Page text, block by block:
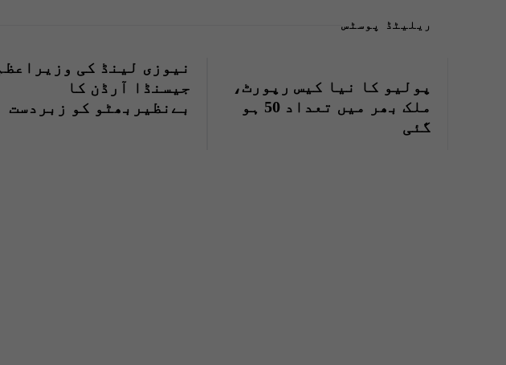
ریلیٹڈ پوسٹس
پولیو کا نیا کیس رپورٹ،
ملک بھر میں تعداد 50 ہو
گئی
نیوزی لینڈ کی
جیسنڈا آرڈن کا
بےنظیربھٹو کو زبردست